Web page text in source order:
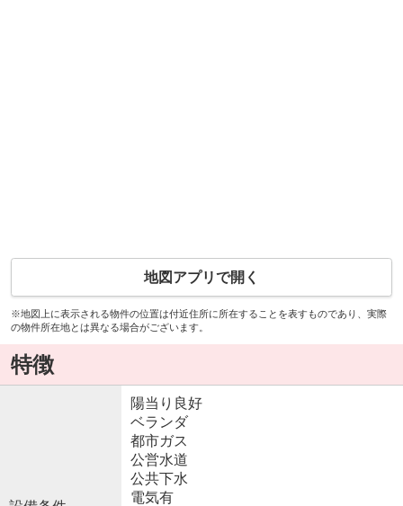
地図アプリで開く
※地図上に表示される物件の位置は付近住所に所在することを表すものであり、実際
の物件所在地とは異なる場合がございます。
特徴
陽当り良好
ベランダ
都市ガス
公営水道
公共下水
電気有